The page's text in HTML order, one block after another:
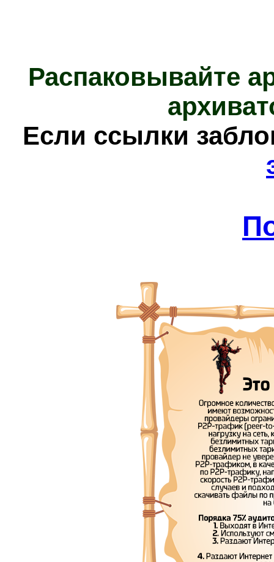
Распаковывайте
Если ссылки